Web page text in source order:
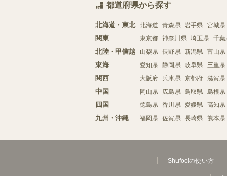
都道府県から探す
北海道・東北 北海道 青森県 岩手県 宮城県
関東 東京都 神奈川県 埼玉県 千葉
北陸・甲信越 山梨県 長野県 新潟県 富山県
東海 愛知県 静岡県 岐阜県 三重県
関西 大阪府 兵庫県 京都府 滋賀県
中国 岡山県 広島県 鳥取県 島根県
四国 徳島県 香川県 愛媛県 高知県
九州・沖縄 福岡県 佐賀県 長崎県 熊本県
Shufoo!の使い方